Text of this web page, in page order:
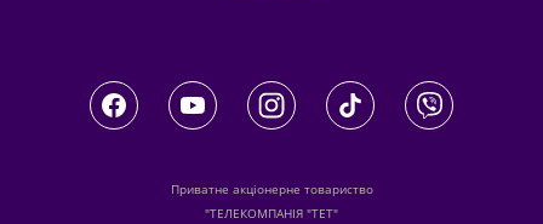
Приватне акціонерне товариство
"ТЕЛЕКОМПАНІЯ "ТЕТ"